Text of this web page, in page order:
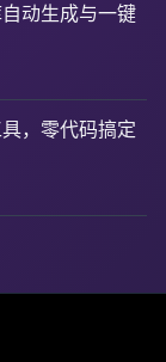
动生成与一键
，零代码搞定